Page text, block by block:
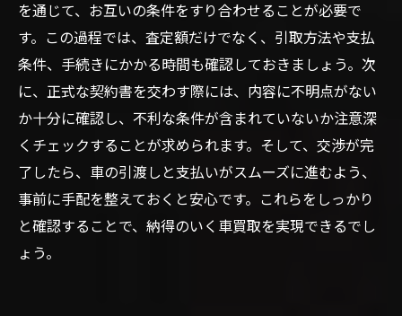
を通じて、お互いの条件をすり合わせることが必要で
す。この過程では、査定額だけでなく、引取方法や支払
条件、手続きにかかる時間も確認しておきましょう。次
に、正式な契約書を交わす際には、内容に不明点がない
か十分に確認し、不利な条件が含まれていないか注意深
くチェックすることが求められます。そして、交渉が完
了したら、車の引渡しと支払いがスムーズに進むよう、
事前に手配を整えておくと安心です。これらをしっかり
と確認することで、納得のいく車買取を実現できるでし
ょう。